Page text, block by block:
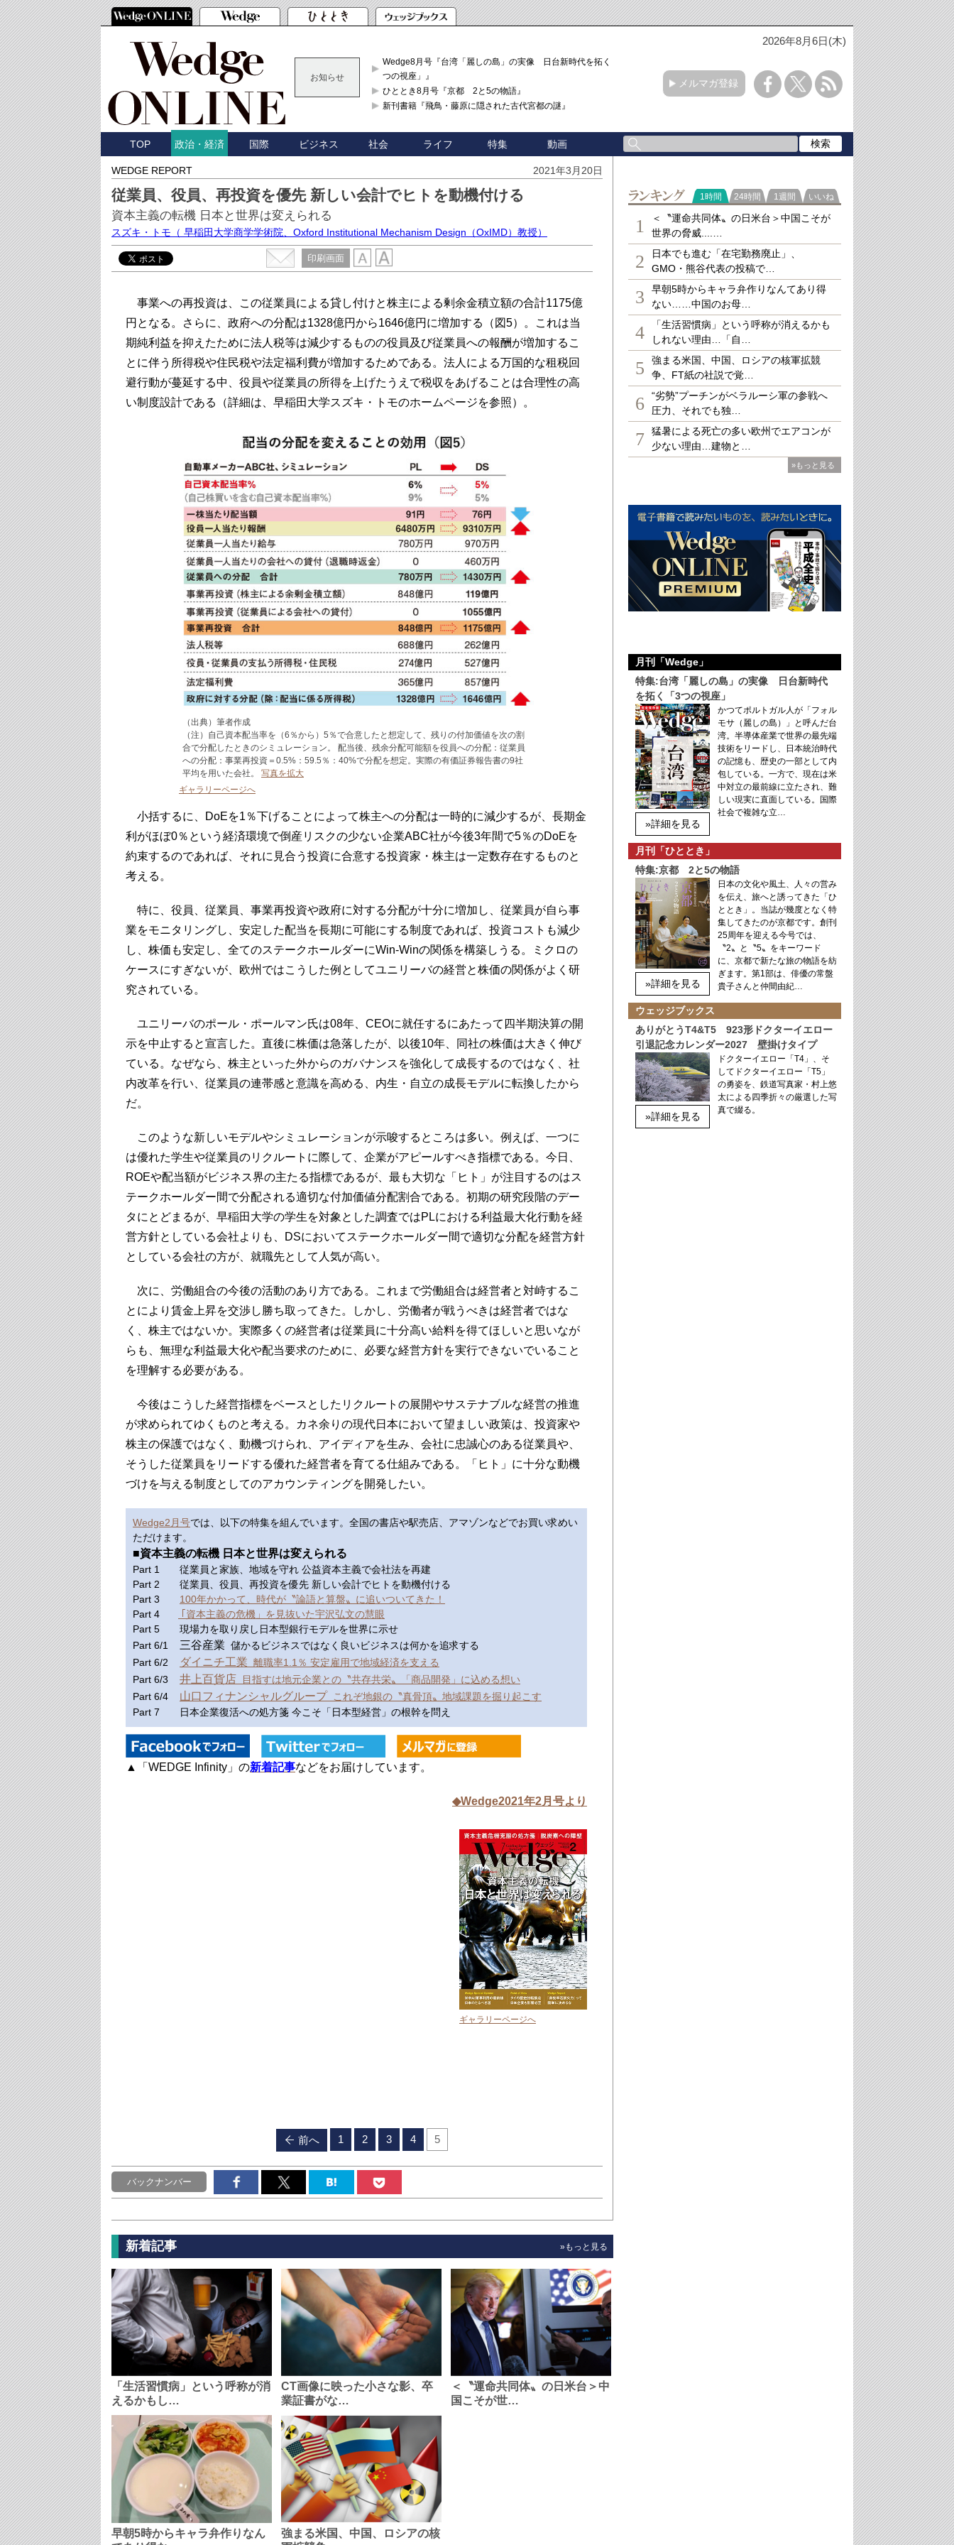
2026年8月6日(木)
お知らせ
Wedge8月号『台湾「麗しの島」の実像 日台新時代を拓く「3
つの視座」』
ひととき8月号『京都 2と5の物語』
新刊書籍『飛鳥・藤原に隠された古代宮都の謎』
メルマガ登録
TOP 政治・経済 国際 ビジネス 社会 ライフ 特集 動画
WEDGE REPORT 2021年3月20日
従業員、役員、再投資を優先 新しい会計でヒトを動機付ける
資本主義の転機 日本と世界は変えられる
スズキ・トモ （ 早稲田大学商学学術院、Oxford Institutional Mechanism Design（OxIMD）教授）
印刷画面
事業への再投資は、この従業員による貸し付けと株主による剰余金積立額の合計1175億
円となる。さらに、政府への分配は1328億円から1646億円に増加する（図5）。これは当
期純利益を抑えたために法人税等は減少するものの役員及び従業員への報酬が増加するこ
とに伴う所得税や住民税や法定福利費が増加するためである。法人による万国的な租税回
避行動が蔓延する中、役員や従業員の所得を上げたうえで税収をあげることは合理性の高
い制度設計である（詳細は、早稲田大学スズキ・トモのホームページを参照）。
（出典）筆者作成
（注）自己資本配当率を（6％から）5％で合意したと想定して、残りの付加価値を次の割
合で分配したときのシミュレーション。 配当後、残余分配可能額を役員への分配：従業員
への分配：事業再投資＝0.5%：59.5％：40%で分配を想定。実際の有価証券報告書の9社
平均を用いた会社。 写真を拡大
ギャラリーページへ
小括するに、DoEを1％下げることによって株主への分配は一時的に減少するが、長期金
利がほぼ0％という経済環境で倒産リスクの少ない企業ABC社が今後3年間で5％のDoEを
約束するのであれば、それに見合う投資に合意する投資家・株主は一定数存在するものと
考える。
特に、役員、従業員、事業再投資や政府に対する分配が十分に増加し、従業員が自ら事
業をモニタリングし、安定した配当を長期に可能にする制度であれば、投資コストも減少
し、株価も安定し、全てのステークホールダーにWin-Winの関係を構築しうる。ミクロの
ケースにすぎないが、欧州ではこうした例としてユニリーバの経営と株価の関係がよく研
究されている。
ユニリーバのポール・ポールマン氏は08年、CEOに就任するにあたって四半期決算の開
示を中止すると宣言した。直後に株価は急落したが、以後10年、同社の株価は大きく伸び
ている。なぜなら、株主といった外からのガバナンスを強化して成長するのではなく、社
内改革を行い、従業員の連帯感と意識を高める、内生・自立の成長モデルに転換したから
だ。
このような新しいモデルやシミュレーションが示唆するところは多い。例えば、一つに
は優れた学生や従業員のリクルートに際して、企業がアピールすべき指標である。今日、
ROEや配当額がビジネス界の主たる指標であるが、最も大切な「ヒト」が注目するのはス
テークホールダー間で分配される適切な付加価値分配割合である。初期の研究段階のデー
タにとどまるが、早稲田大学の学生を対象とした調査ではPLにおける利益最大化行動を経
営方針としている会社よりも、DSにおいてステークホールダー間で適切な分配を経営方針
としている会社の方が、就職先として人気が高い。
次に、労働組合の今後の活動のあり方である。これまで労働組合は経営者と対峙するこ
とにより賃金上昇を交渉し勝ち取ってきた。しかし、労働者が戦うべきは経営者ではな
く、株主ではないか。実際多くの経営者は従業員に十分高い給料を得てほしいと思いなが
らも、無理な利益最大化や配当要求のために、必要な経営方針を実行できないでいること
を理解する必要がある。
今後はこうした経営指標をベースとしたリクルートの展開やサステナブルな経営の推進
が求められてゆくものと考える。カネ余りの現代日本において望ましい政策は、投資家や
株主の保護ではなく、動機づけられ、アイディアを生み、会社に忠誠心のある従業員や、
そうした従業員をリードする優れた経営者を育てる仕組みである。「ヒト」に十分な動機
づけを与える制度としてのアカウンティングを開発したい。
Wedge2月号では、以下の特集を組んでいます。全国の書店や駅売店、アマゾンなどでお買い求めい
ただけます。
■資本主義の転機 日本と世界は変えられる
Part 1 従業員と家族、地域を守れ 公益資本主義で会社法を再建
Part 2 従業員、役員、再投資を優先 新しい会計でヒトを動機付ける
Part 3 100年かかって、時代が〝論語と算盤〟に追いついてきた！
Part 4
｢資本主義の危機」を見抜いた宇沢弘文の慧眼
Part 5 現場力を取り戻し日本型銀行モデルを世界に示せ
Part 6/1 三谷産業 儲かるビジネスではなく良いビジネスは何かを追求する
Part 6/2
ダイニチ工業 離職率1.1％ 安定雇用で地域経済を支える
Part 6/3 井上百貨店 目指すは地元企業との〝共存共栄〟「商品開発」に込める想い
Part 6/4 山口フィナンシャルグループ これぞ地銀の〝真骨頂〟地域課題を掘り起こす
Part 7 日本企業復活への処方箋 今こそ「日本型経営」の根幹を問え
▲「WEDGE Infinity」の新着記事などをお届けしています。
◆Wedge2021年2月号より
ギャラリーページへ
前へ 1 2 3 4 5
バックナンバー
新着記事 »もっと見る
「生活習慣病」という呼称が消
えるかもし…
CT画像に映った小さな影、卒
業証書がな…
＜〝運命共同体〟の日米台＞中
国こそが世…
早朝5時からキャラ弁作りなん
強まる米国、中国、ロシアの核
ランキング
1時間 24時間 1週間 いいね
1
＜〝運命共同体〟の日米台＞中国こそが
世界の脅威....…
2
日本でも進む「在宅勤務廃止」、
GMO・熊谷代表の投稿で…
3
早朝5時からキャラ弁作りなんてあり得
ない……中国のお母…
4
「生活習慣病」という呼称が消えるかも
しれない理由…「自…
5
強まる米国、中国、ロシアの核軍拡競
争、FT紙の社説で覚…
6
“劣勢”プーチンがベラルーシ軍の参戦へ
圧力、それでも独…
7
猛暑による死亡の多い欧州でエアコンが
少ない理由…建物と…
»もっと見る
月刊「Wedge」
特集:台湾「麗しの島」の実像 日台新時代
を拓く「3つの視座」
»詳細を見る
かつてポルトガル人が「フォル
モサ（麗しの島）」と呼んだ台
湾。半導体産業で世界の最先端
技術をリードし、日本統治時代
の記憶も、歴史の一部として内
包している。一方で、現在は米
中対立の最前線に立たされ、難
しい現実に直面している。国際
社会で複雑な立…
月刊「ひととき」
特集:京都 2と5の物語
»詳細を見る
日本の文化や風土、人々の営み
を伝え、旅へと誘ってきた「ひ
ととき」。当誌が幾度となく特
集してきたのが京都です。創刊
25周年を迎える今号では、
〝2〟と〝5〟をキーワード
に、京都で新たな旅の物語を紡
ぎます。第1部は、俳優の常盤
貴子さんと仲間由紀…
ウェッジブックス
ありがとうT4&T5 923形ドクターイエロー
引退記念カレンダー2027 壁掛けタイプ
»詳細を見る
ドクターイエロー「T4」、そ
してドクターイエロー「T5」
の勇姿を、鉄道写真家・村上悠
太による四季折々の厳選した写
真で綴る。